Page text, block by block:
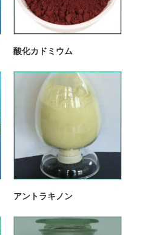
酸化カドミウム
アントラキノン